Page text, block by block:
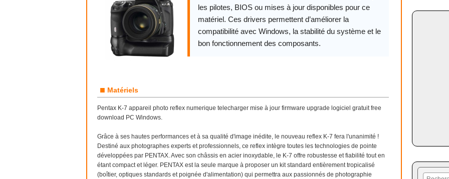
les pilotes, BIOS ou mises à jour disponibles pour ce
matériel. Ces drivers permettent d’améliorer la
compatibilité avec Windows, la stabilité du système et le
bon fonctionnement des composants.
■ Matériels
Pentax K-7 appareil photo reflex numerique telecharger mise à jour firmware upgrade logiciel gratuit free
download PC Windows.
Grâce à ses hautes performances et à sa qualité d'image inédite, le nouveau reflex K-7 fera l'unanimité !
Destiné aux photographes experts et professionnels, ce reflex intègre toutes les technologies de pointe
développées par PENTAX. Avec son châssis en acier inoxydable, le K-7 offre robustesse et fiabilité tout en
étant compact et léger. PENTAX est la seule marque à proposer un kit standard entièrement tropicalisé
(boîtier, optiques standards et poignée d'alimentation) qui permettra aux passionnés de photographie